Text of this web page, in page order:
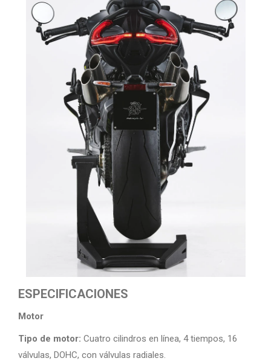
ESPECIFICACIONES
Motor
Tipo de motor: Cuatro cilindros en línea, 4 tiempos, 16
válvulas, DOHC, con válvulas radiales.